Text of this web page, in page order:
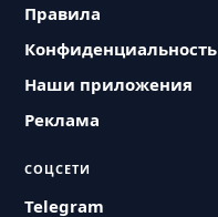
Правила
Конфиденциальность
Наши приложения
Реклама
СОЦСЕТИ
Telegram